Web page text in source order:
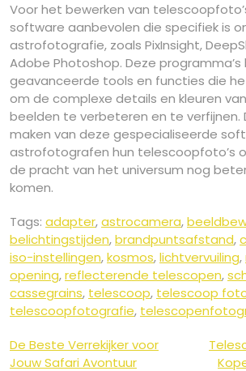
Voor het bewerken van
software aanbevolen die specifiek is
astrofotografie, zoals PixInsight,
Adobe Photoshop. Deze programma’s
geavanceerde tools en functies die
om de complexe details en kleuren
beelden te verbeteren en te verfijnen.
maken van deze gespecialiseerde
astrofotografen hun telescoopfoto’s
de pracht van het universum nog
komen.
Tags: adapter,astrocamera,
belichtingstijden,brandpuntsafstand,
iso-instellingen,kosmos,lichtvervuiling,
opening,reflecterende telescopen,
cassegrains, telescoop, telescoop
telescoopfotografie,
De Beste Verrekijker voor
Jouw Safari Avontuur